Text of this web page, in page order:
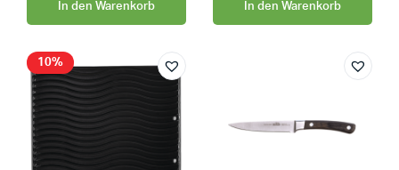
In den Warenkorb In den Warenkorb
10%